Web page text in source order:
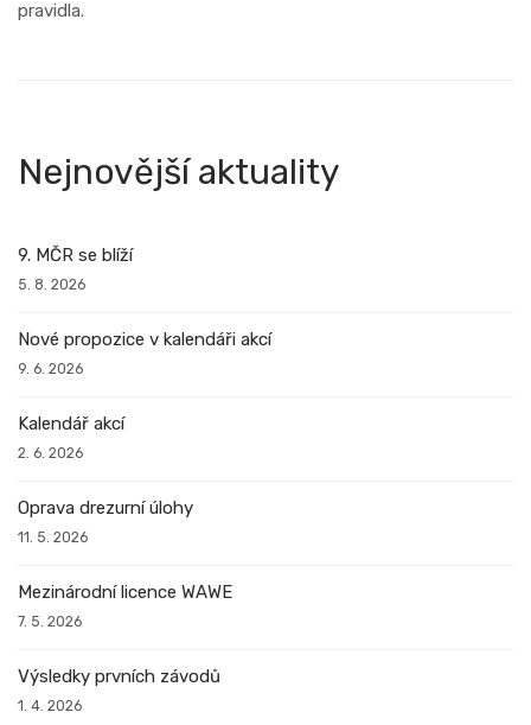
pravidla.
Nejnovější aktuality
9. MČR se blíží
5. 8. 2026
Nové propozice v kalendáři akcí
9. 6. 2026
Kalendář akcí
2. 6. 2026
Oprava drezurní úlohy
11. 5. 2026
Mezinárodní licence WAWE
7. 5. 2026
Výsledky prvních závodů
1. 4. 2026